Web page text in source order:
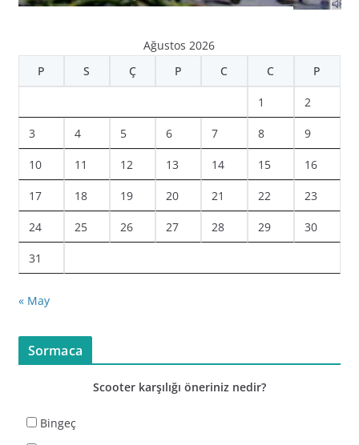
Ağustos 2026
P
S Ç P C C P
1 2
3 4 5 6 7 8 9
10 11 12 13 14 15 16
17 18 19 20 21 22 23
24 25 26 27 28 29 30
31
« May
Sormaca
Scooter karşılığı öneriniz nedir?
Bingeç